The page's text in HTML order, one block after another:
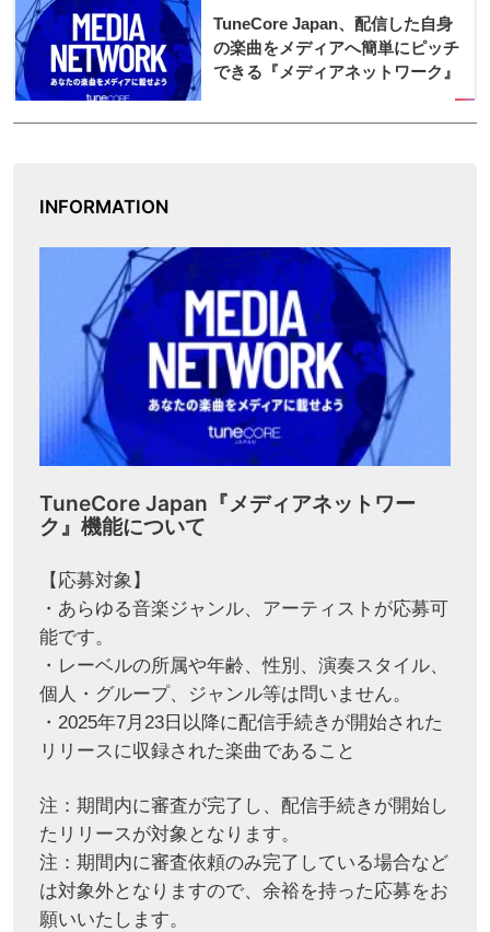
INFORMATION
TuneCore Japan『メディアネットワー
ク』機能について
【応募対象】
・あらゆる音楽ジャンル、アーティストが応募可
能です。
・レーベルの所属や年齢、性別、演奏スタイル、
個人・グループ、ジャンル等は問いません。
・2025年7月23日以降に配信手続きが開始された
リリースに収録された楽曲であること
注：期間内に審査が完了し、配信手続きが開始し
たリリースが対象となります。
注：期間内に審査依頼のみ完了している場合など
は対象外となりますので、余裕を持った応募をお
願いいたします。